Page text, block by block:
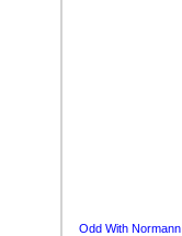
Odd With Normann